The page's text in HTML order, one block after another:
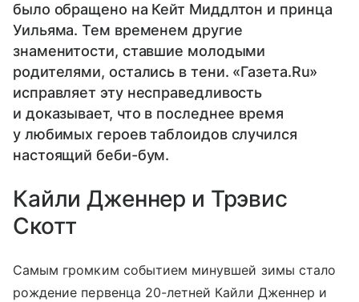
было обращено на Кейт Миддлтон и принца
Уильяма. Тем временем другие
знаменитости, ставшие молодыми
родителями, остались в тени. «Газета.Ru»
исправляет эту несправедливость
и доказывает, что в последнее время
у любимых героев таблоидов случился
настоящий беби-бум.
Кайли Дженнер и Трэвис
Скотт
Самым громким событием минувшей зимы стало
рождение первенца 20-летней Кайли Дженнер и